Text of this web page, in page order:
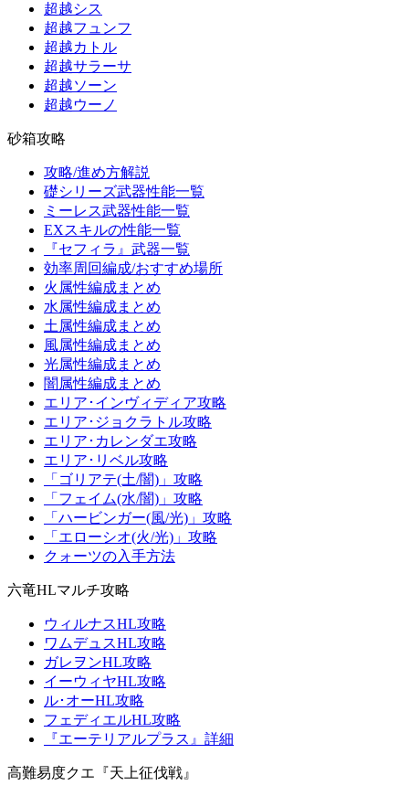
超越シス
超越フュンフ
超越カトル
超越サラーサ
超越ソーン
超越ウーノ
砂箱攻略
攻略/進め方解説
礎シリーズ武器性能一覧
ミーレス武器性能一覧
EXスキルの性能一覧
『セフィラ』武器一覧
効率周回編成/おすすめ場所
火属性編成まとめ
水属性編成まとめ
土属性編成まとめ
風属性編成まとめ
光属性編成まとめ
闇属性編成まとめ
エリア･インヴィディア攻略
エリア･ジョクラトル攻略
エリア･カレンダエ攻略
エリア･リベル攻略
「ゴリアテ(土/闇)」攻略
「フェイム(水/闇)」攻略
「ハービンガー(風/光)」攻略
「エローシオ(火/光)」攻略
クォーツの入手方法
六竜HLマルチ攻略
ウィルナスHL攻略
ワムデュスHL攻略
ガレヲンHL攻略
イーウィヤHL攻略
ル･オーHL攻略
フェディエルHL攻略
『エーテリアルプラス』詳細
高難易度クエ『天上征伐戦』